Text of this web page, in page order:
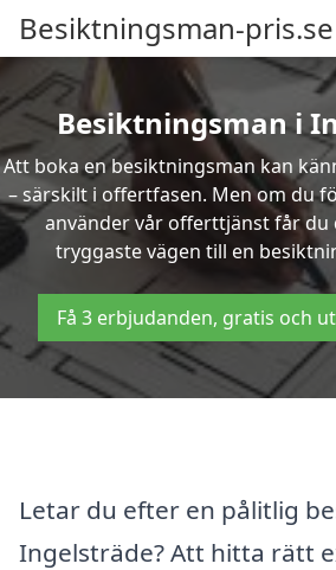
Besiktningsman-pris.se
Besiktningsman i
Att boka en besiktningsman kan
– särskilt i offertfasen. Men om du
använder vår offerttjänst får du
tryggaste vägen till en
Få 3 erbjudanden, gratis och
Letar du efter en pålitlig
Ingelsträde? Att hitta rätt